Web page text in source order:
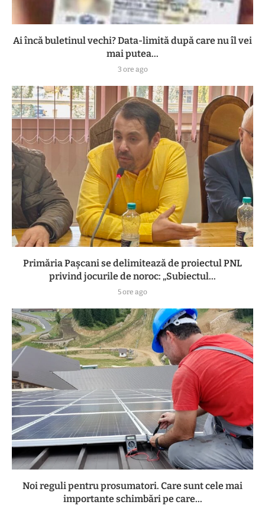
Ai încă buletinul vechi? Data-limită după care nu îl vei
mai putea...
3 ore ago
Primăria Pașcani se delimitează de proiectul PNL
privind jocurile de noroc: „Subiectul...
5 ore ago
Noi reguli pentru prosumatori. Care sunt cele mai
importante schimbări pe care...